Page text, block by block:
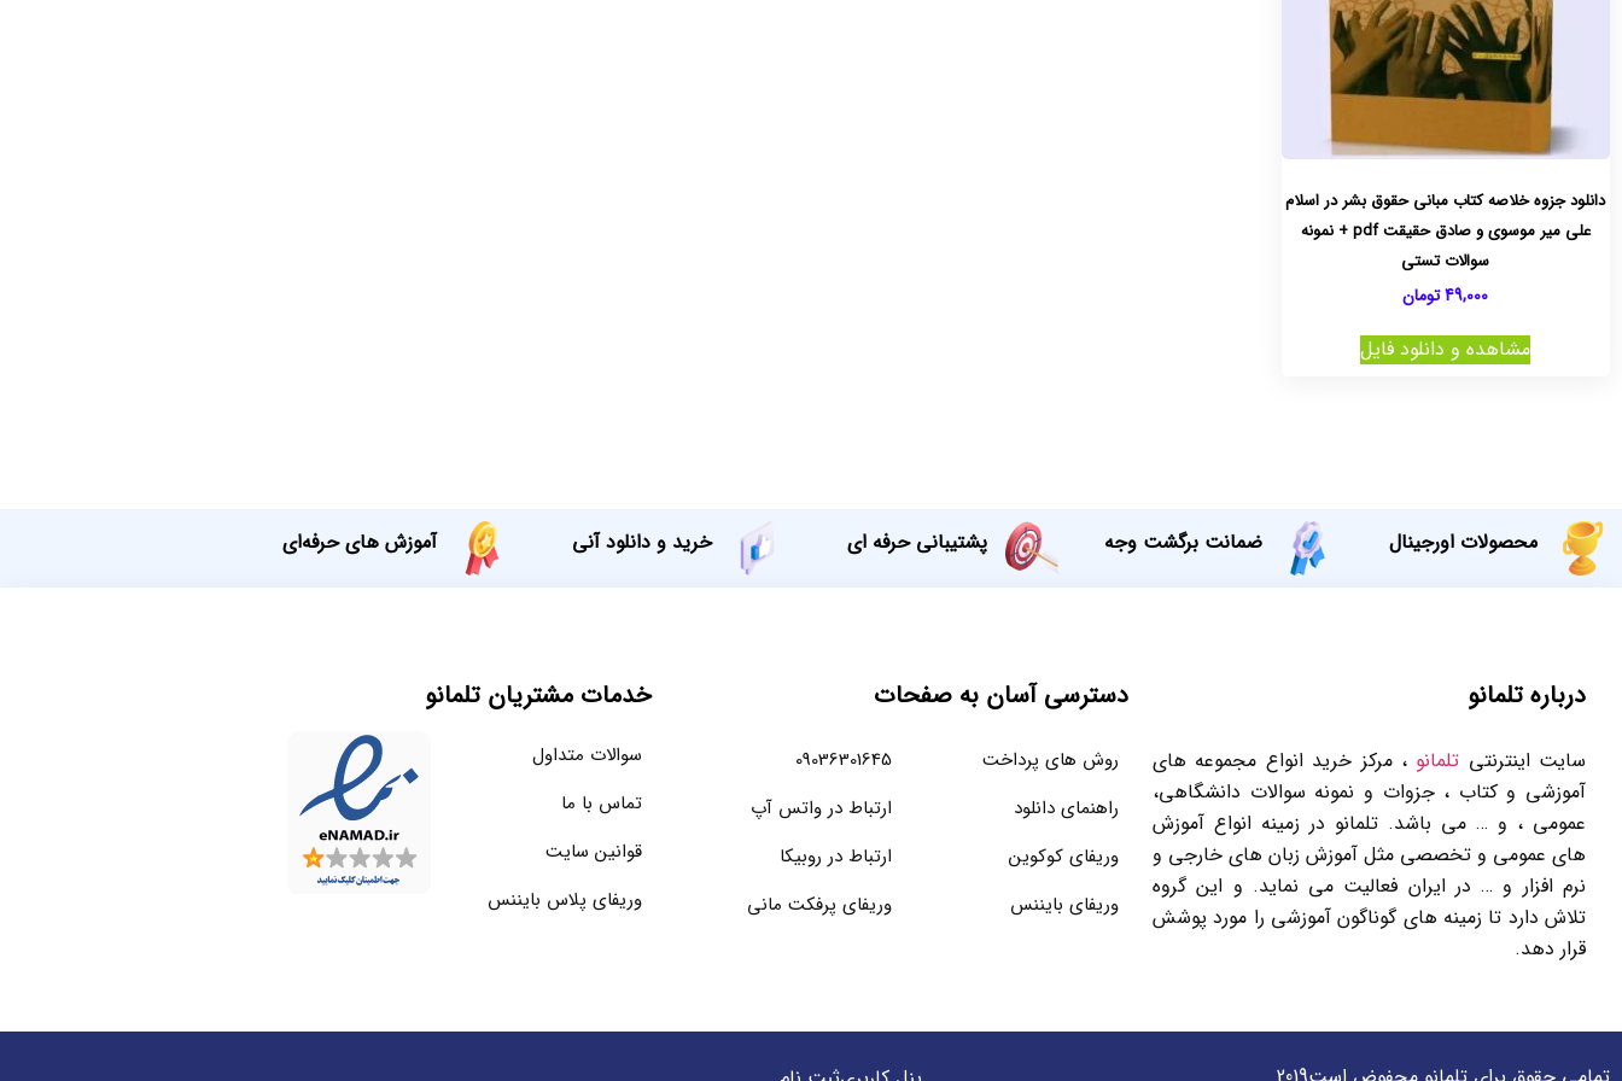
دانلود جزوه خلاصه کتاب مبانی حقوق بشر در اسلام
علی میر موسوی و صادق حقیقت pdf + نمونه
سوالات تستی
49,000تومان
مشاهده و دانلود فایل
محصولات اورجینال ضمانت برگشت وجه پشتیبانی حرفه ای خرید و دانلود آنی آموزش های حرفه‌ای
درباره تلمانو
سایت اینترنتی تلمانو ، مرکز خرید انواع مجموعه های
آموزشی و کتاب ، جزوات و نمونه سوالات دانشگاهی،
عمومی ، و … می باشد. تلمانو در زمینه انواع آموزش
های عمومی و تخصصی مثل آموزش زبان های خارجی و
نرم افزار و … در ایران فعالیت می نماید. و این گروه
تلاش دارد تا زمینه های گوناگون آموزشی را مورد پوشش
قرار دهد.
دسترسی آسان به صفحات
روش های پرداخت
راهنمای دانلود
وریفای کوکوین
وریفای بایننس
09036301645
ارتباط در واتس آپ
ارتباط در روبیکا
وریفای پرفکت مانی
خدمات مشتریان تلمانو
سوالات متداول
تماس با ما
قوانین سایت
وریفای پلاس بایننس